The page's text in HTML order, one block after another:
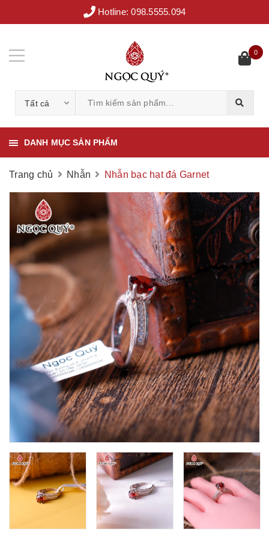
Hotline:098.5555.094
Tất cả
0
DANH MỤC SẢN PHẨM
Trang chủ Nhẫn Nhẫn bạc hạt đá Garnet